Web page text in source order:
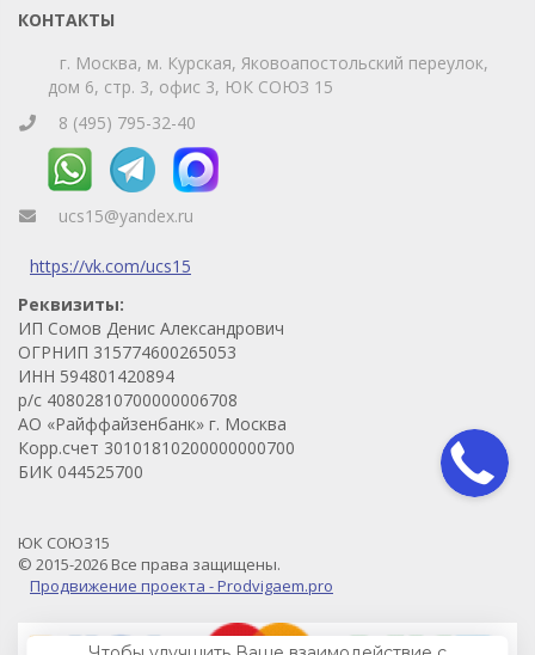
КОНТАКТЫ
г. Москва, м. Курская, Яковоапостольский переулок,
дом 6, стр. 3, офис 3, ЮК СОЮЗ 15
8 (495) 795-32-40
ucs15@yandex.ru
https://vk.com/ucs15
Реквизиты:
ИП Сомов Денис Александрович
ОГРНИП 315774600265053
ИНН 594801420894
р/с 40802810700000006708
АО «Райффайзенбанк» г. Москва
Корр.счет 30101810200000000700
БИК 044525700
ЮК СОЮЗ15
© 2015-2026 Все права защищены.
Продвижение проекта - Prodvigaem.pro